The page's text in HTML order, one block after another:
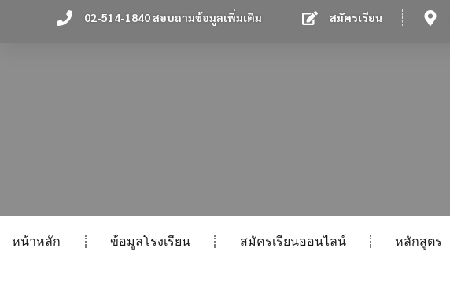
02-514-1840 สอบถามข้อมูลเพิ่มเติม สมัครเรียน
หน้าหลัก ข้อมูลโรงเรียน สมัครเรียนออนไลน์ หลักสูตร